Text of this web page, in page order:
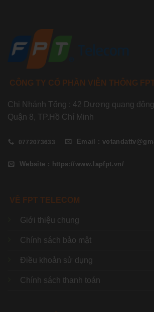
CÔNG TY CỔ PHẦN VIỄN THÔNG
Chi Nhánh Tổng : 42 Dương quang
Quận 8, TP.Hồ Chí Minh
0772073633 Email :
Website : https://www.lapfpt.vn/
VỀ FPT TELECOM
Giới thiệu chung
Chính sách bảo mật
Điều khoản sử dụng
Chính sách thanh toán